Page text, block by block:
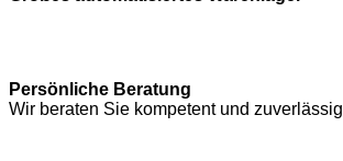
Persönliche Beratung
Wir beraten Sie kompetent und zuverlässig